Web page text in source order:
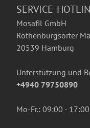
SERVICE-
Mosafil GmbH
Rothenburgsorter
20539 Hamburg
Unterstützung und
+4940 79750890
Mo-Fr.: 09:00 -